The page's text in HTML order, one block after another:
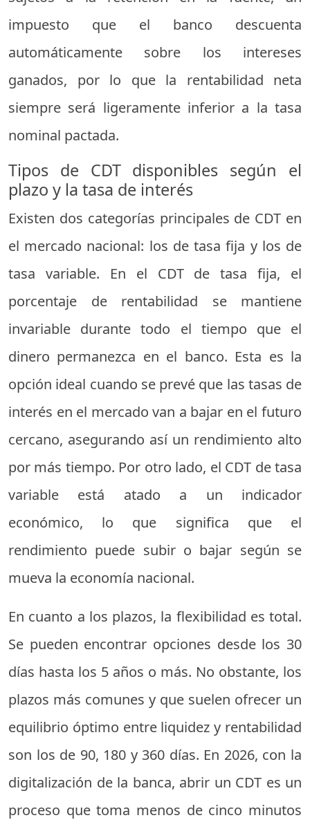
impuesto que el banco descuenta
automáticamente sobre los intereses
ganados, por lo que la rentabilidad neta
siempre será ligeramente inferior a la tasa
nominal pactada.
Tipos de CDT disponibles según el
plazo y la tasa de interés
Existen dos categorías principales de CDT en
el mercado nacional: los de tasa fija y los de
tasa variable. En el CDT de tasa fija, el
porcentaje de rentabilidad se mantiene
invariable durante todo el tiempo que el
dinero permanezca en el banco. Esta es la
opción ideal cuando se prevé que las tasas de
interés en el mercado van a bajar en el futuro
cercano, asegurando así un rendimiento alto
por más tiempo. Por otro lado, el CDT de tasa
variable está atado a un indicador
económico, lo que significa que el
rendimiento puede subir o bajar según se
mueva la economía nacional.
En cuanto a los plazos, la flexibilidad es total.
Se pueden encontrar opciones desde los 30
días hasta los 5 años o más. No obstante, los
plazos más comunes y que suelen ofrecer un
equilibrio óptimo entre liquidez y rentabilidad
son los de 90, 180 y 360 días. En 2026, con la
digitalización de la banca, abrir un CDT es un
proceso que toma menos de cinco minutos